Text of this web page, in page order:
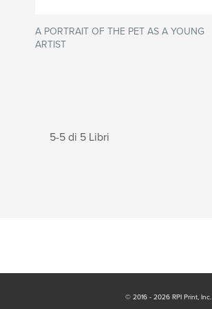
A PORTRAIT OF THE PET AS A YOUNG
ARTIST
5-5 di 5 Libri
© 2016 - 2026 RPI Print, Inc.